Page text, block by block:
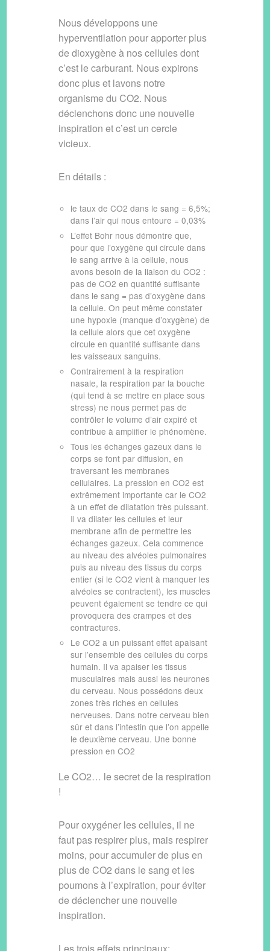
Nous développons une
hyperventilation pour apporter plus
de dioxygène à nos cellules dont
c’est le carburant. Nous expirons
donc plus et lavons notre
organisme du CO2. Nous
déclenchons donc une nouvelle
inspiration et c’est un cercle
vicieux.
En détails :
le taux de CO2 dans le sang = 6,5%;
dans l’air qui nous entoure = 0,03%
L’effet Bohr nous démontre que,
pour que l’oxygène qui circule dans
le sang arrive à la cellule, nous
avons besoin de la liaison du CO2 :
pas de CO2 en quantité suffisante
dans le sang = pas d’oxygène dans
la cellule. On peut même constater
une hypoxie (manque d’oxygène) de
la cellule alors que cet oxygène
circule en quantité suffisante dans
les vaisseaux sanguins.
Contrairement à la respiration
nasale, la respiration par la bouche
(qui tend à se mettre en place sous
stress) ne nous permet pas de
contrôler le volume d’air expiré et
contribue à amplifier le phénomène.
Tous les échanges gazeux dans le
corps se font par diffusion, en
traversant les membranes
cellulaires. La pression en CO2 est
extrêmement importante car le CO2
à un effet de dilatation très puissant.
Il va dilater les cellules et leur
membrane afin de permettre les
échanges gazeux. Cela commence
au niveau des alvéoles pulmonaires
puis au niveau des tissus du corps
entier (si le CO2 vient à manquer les
alvéoles se contractent), les muscles
peuvent également se tendre ce qui
provoquera des crampes et des
contractures.
Le CO2 a un puissant effet apaisant
sur l’ensemble des cellules du corps
humain. Il va apaiser les tissus
musculaires mais aussi les neurones
du cerveau. Nous possédons deux
zones très riches en cellules
nerveuses. Dans notre cerveau bien
sûr et dans l’intestin que l’on appelle
le deuxième cerveau. Une bonne
pression en CO2
Le CO2… le secret de la respiration
!
Pour oxygéner les cellules, il ne
faut pas respirer plus, mais respirer
moins, pour accumuler de plus en
plus de CO2 dans le sang et les
poumons à l’expiration, pour éviter
de déclencher une nouvelle
inspiration.